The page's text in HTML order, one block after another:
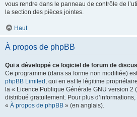
vous rendre dans le panneau de contrôle de
la section des pièces jointes.
Haut
À propos de phpBB
Qui a développé ce logiciel de forum de
Ce programme (dans sa forme non modifiée)
phpBB Limited , qui en est le légitime
la « Licence Publique Générale GNU version 2
distribué gratuitement. Pour plus
« À propos de phpBB » (en anglais).